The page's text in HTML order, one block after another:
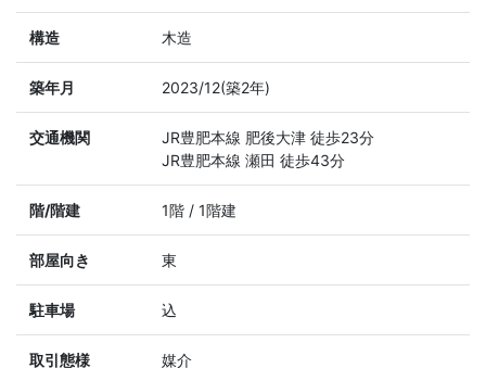
構造 木造
築年月 2023/12(築2年)
交通機関
JR豊肥本線 肥後大津 徒歩23分
JR豊肥本線 瀬田 徒歩43分
階/階建 1階 / 1階建
部屋向き 東
駐車場 込
取引態様 媒介